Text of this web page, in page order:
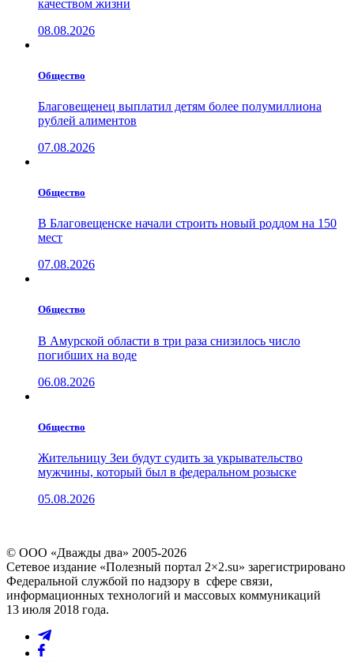
качеством жизни
08.08.2026
Общество
Благовещенец выплатил детям более полумиллиона
рублей алиментов
07.08.2026
Общество
В Благовещенске начали строить новый роддом на 150
мест
07.08.2026
Общество
В Амурской области в три раза снизилось число
погибших на воде
06.08.2026
Общество
Жительницу Зеи будут судить за укрывательство
мужчины, который был в федеральном розыске
05.08.2026
© ООО «Дважды два» 2005-2026
Сетевое издание «Полезный портал 2×2.su» зарегистрировано
Федеральной службой по надзору в сфере связи,
информационных технологий и массовых коммуникаций
13 июля 2018 года.